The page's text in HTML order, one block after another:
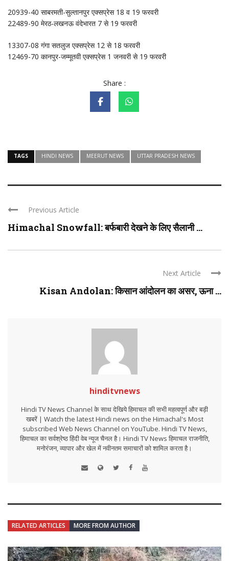
20939-40 साबरमती-सुल्तानपुर एक्सप्रेस 18 व 19 फरवरी
22489-90 मेरठ-लखनऊ वंदेभारत 7 से 19 फरवरी
13307-08 गंगा सतलुज एक्सप्रेस 12 से 18 फरवरी
12469-70 कानपुर-जम्मूतवी एक्सप्रेस 1 जनवरी से 19 फरवरी
Share :
TAGS HINDI NEWS MEERUT NEWS UTTAR PRADESH NEWS
Previous Article
Himachal Snowfall: बर्फबारी देखने के लिए सैलानी ...
Next Article
Kisan Andolan: किसान आंदोलन का असर, ऊना ...
hinditvnews
Hindi TV News Channel के साथ देखिये हिमाचल की सभी महत्वपूर्ण और बड़ी
खबरें | Watch the latest Hindi news on the Himachal's Most
subscribed Web News Channel on YouTube. Hindi TV News,
हिमाचल का सर्वश्रेष्ठ हिंदी वेब न्यूज चैनल है। Hindi TV News हिमाचल राजनीति,
मनोरंजन, व्यापार और खेल में नवीनतम समाचारों को शामिल करता है।
RELATED ARTICLES MORE FROM AUTHOR